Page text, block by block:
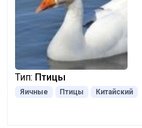
Тип: Птицы
Яичные Птицы Китайский